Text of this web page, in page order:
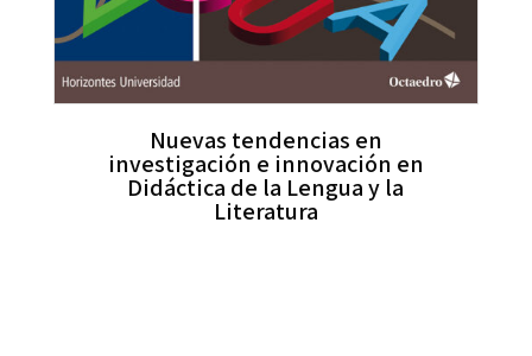
Nuevas tendencias en
investigación e innovación en
Didáctica de la Lengua y la
Literatura